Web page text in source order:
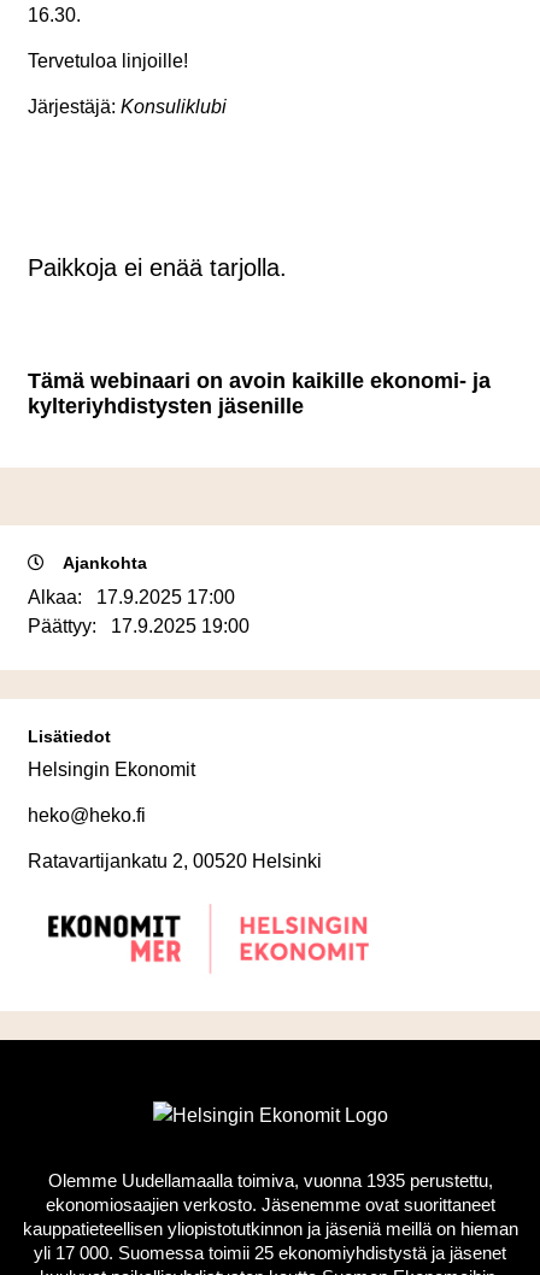
16.30.
Tervetuloa linjoille!
Järjestäjä: Konsuliklubi
Paikkoja ei enää tarjolla.
Tämä webinaari on avoin kaikille ekonomi- ja
kylteriyhdistysten jäsenille
Ajankohta
Alkaa: 17.9.2025 17:00
Päättyy: 17.9.2025 19:00
Lisätiedot
Helsingin Ekonomit
heko@heko.fi
Ratavartijankatu 2, 00520 Helsinki
Olemme Uudellamaalla toimiva, vuonna 1935 perustettu,
ekonomiosaajien verkosto. Jäsenemme ovat suorittaneet
kauppatieteellisen yliopistotutkinnon ja jäseniä meillä on hieman
yli 17 000. Suomessa toimii 25 ekonomiyhdistystä ja jäsenet